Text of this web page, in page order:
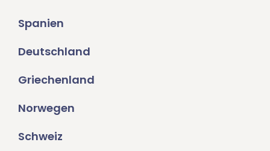
Spanien
Deutschland
Griechenland
Norwegen
Schweiz